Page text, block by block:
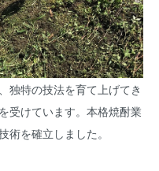
独特の技法を育て上げてき
受けています。本格焼酎業
術を確立しました。